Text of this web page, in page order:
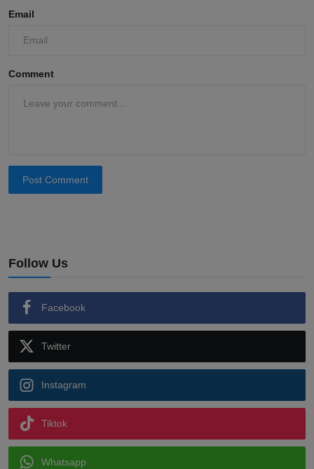
Email
Comment
Post Comment
Follow Us
Facebook
Twitter
Instagram
Tiktok
Whatsapp